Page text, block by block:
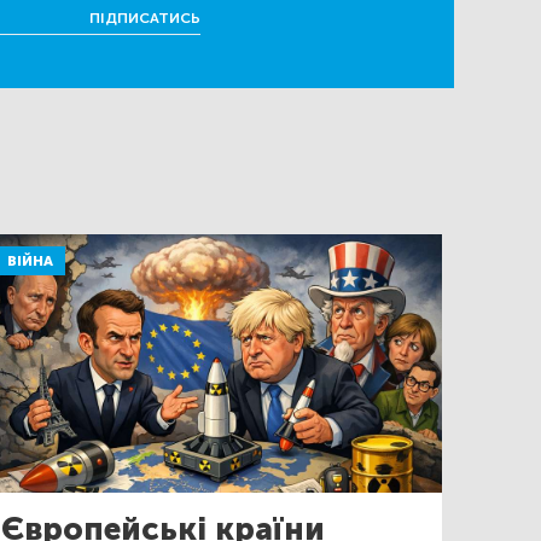
ПІДПИСАТИСЬ
ВІЙНА
Європейські країни